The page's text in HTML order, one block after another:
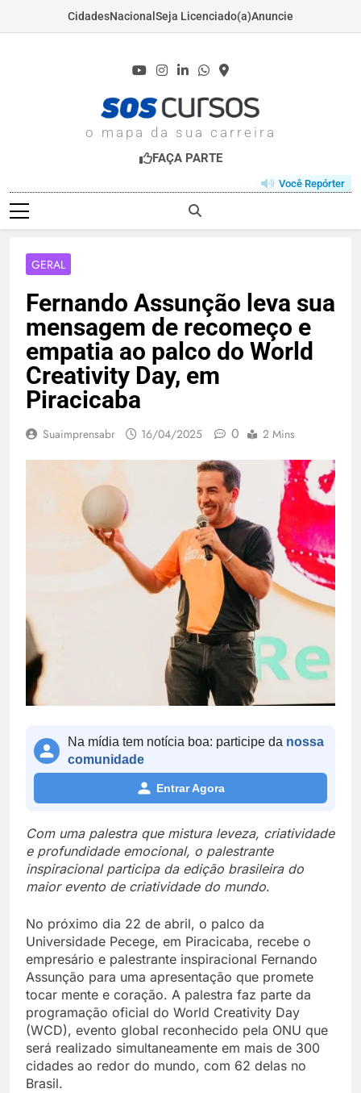
CidadesNacional Seja Licenciado(a)Anuncie
o mapa da sua carreira
FAÇA PARTE
Você Repórter
GERAL
Fernando Assunção leva sua
mensagem de recomeço e
empatia ao palco do World
Creativity Day, em
Piracicaba
Suaimprensabr 16/04/2025 0 2 Mins
Na mídia tem notícia boa: participe da nossa
comunidade
Entrar Agora
Com uma palestra que mistura leveza, criatividade
e profundidade emocional, o palestrante
inspiracional participa da edição brasileira do
maior evento de criatividade do mundo.
No próximo dia 22 de abril, o palco da
Universidade Pecege, em Piracicaba, recebe o
empresário e palestrante inspiracional Fernando
Assunção para uma apresentação que promete
tocar mente e coração. A palestra faz parte da
programação oficial do World Creativity Day
(WCD), evento global reconhecido pela ONU que
será realizado simultaneamente em mais de 300
cidades ao redor do mundo, com 62 delas no
Brasil.